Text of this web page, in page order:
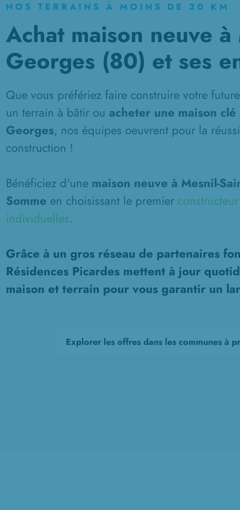
NOS TERRAINS À MOINS DE 20 KM
Achat maison neuve à
Georges (80) et ses
Que vous préfériez faire construire votre
un terrain à bâtir ou acheter une maison
Georges, nos équipes oeuvrent pour la
construction !
Bénéficiez d'une maison neuve à Mesnil-
Somme en choisissant le premier
individuelles.
Grâce à un gros réseau de partenaires
Résidences Picardes mettent à jour
maison et terrain pour vous garantir un
Explorer les offres dans les communes à